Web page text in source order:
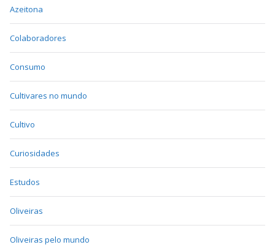
Azeitona
Colaboradores
Consumo
Cultivares no mundo
Cultivo
Curiosidades
Estudos
Oliveiras
Oliveiras pelo mundo